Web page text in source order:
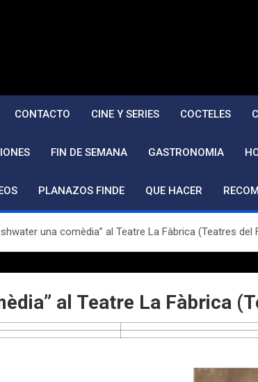
CONTACTO CINE Y SERIES COCTELES
FIN DE SEMANA GASTRONOMIA
PLANAZOS FINDE QUE HACER
una comèdia” al Teatre La Fàbrica (Teatres del
al Teatre La Fàbrica